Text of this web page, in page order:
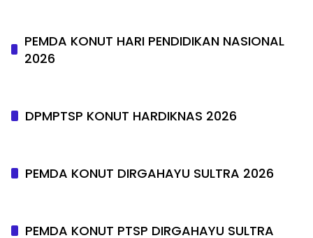
PEMDA KONUT HARI PENDIDIKAN NASIONAL
2026
DPMPTSP KONUT HARDIKNAS 2026
PEMDA KONUT DIRGAHAYU SULTRA 2026
PEMDA KONUT PTSP DIRGAHAYU SULTRA